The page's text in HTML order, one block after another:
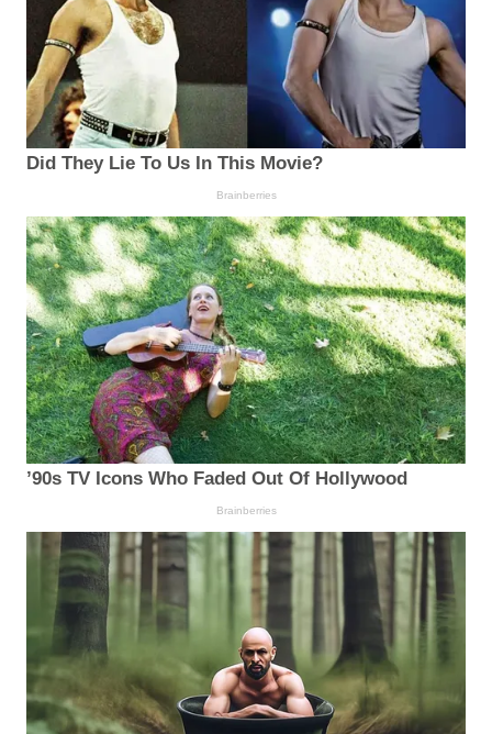
Did They Lie To Us In This Movie?
Brainberries
’90s TV Icons Who Faded Out Of Hollywood
Brainberries